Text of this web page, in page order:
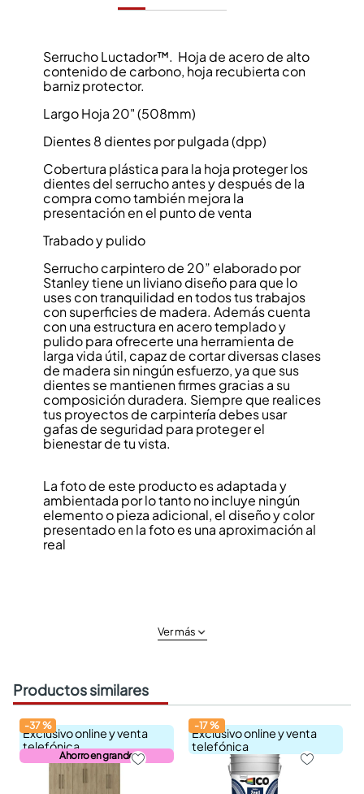
Serrucho Luctador™. Hoja de acero de alto
contenido de carbono, hoja recubierta con
barniz protector.
Largo Hoja 20" (508mm)
Dientes 8 dientes por pulgada (dpp)
Cobertura plástica para la hoja proteger los
dientes del serrucho antes y después de la
compra como también mejora la
presentación en el punto de venta
Trabado y pulido
Serrucho carpintero de 20” elaborado por
Stanley tiene un liviano diseño para que lo
uses con tranquilidad en todos tus trabajos
con superficies de madera. Además cuenta
con una estructura en acero templado y
pulido para ofrecerte una herramienta de
larga vida útil, capaz de cortar diversas clases
de madera sin ningún esfuerzo, ya que sus
dientes se mantienen firmes gracias a su
composición duradera. Siempre que realices
tus proyectos de carpintería debes usar
gafas de seguridad para proteger el
bienestar de tu vista.
La foto de este producto es adaptada y
ambientada por lo tanto no incluye ningún
elemento o pieza adicional, el diseño y color
presentado en la foto es una aproximación al
real
Ver más
Productos similares
Exclusivo online y venta
telefónica
Ahorro en grande
-37%
Exclusivo online y venta
telefónica
-17%